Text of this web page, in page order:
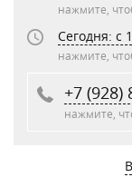
нажмите,
Сегодня: c
нажмите,
+7 (928)
нажмите,